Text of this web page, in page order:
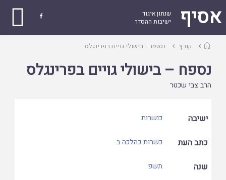
אסיף
שנתון איגוד
ישיבות ההסדר

עמודקובץ נספח – בישולי גויים בפרינגלס
נספח – בישולי גויים בפרינגלס
הרב צבי שכטר
ישיבה כושרות
כתב העת כשרות כהלכה ב
שנה תשפ